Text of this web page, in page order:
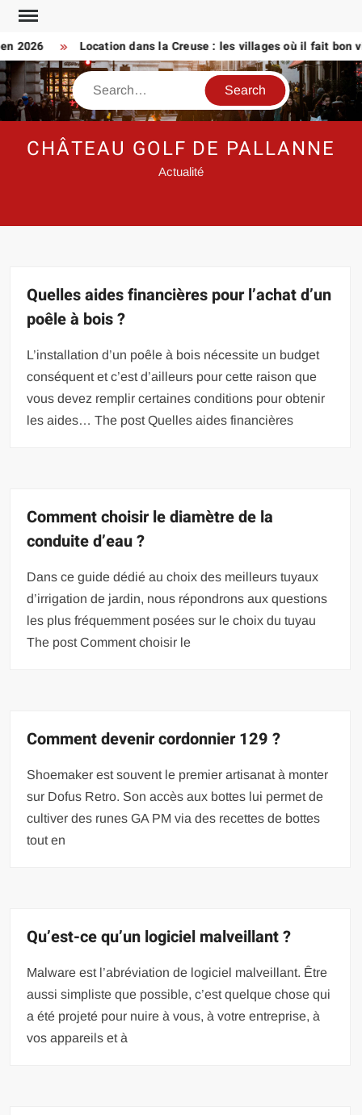
Skip
content
Location dans la Creuse : les villages où il fait bon vivre
Search
CHÂTEAU GOLF DE PALLANNE
Actualité
Quelles aides financières pour l’achat d’un
poêle à bois ?
L’installation d’un poêle à bois nécessite un budget
conséquent et c’est d’ailleurs pour cette raison que
vous devez remplir certaines conditions pour obtenir
les aides… The post Quelles aides financières
Comment choisir le diamètre de la
conduite d’eau ?
Dans ce guide dédié au choix des meilleurs tuyaux
d’irrigation de jardin, nous répondrons aux questions
les plus fréquemment posées sur le choix du tuyau
The post Comment choisir le
Comment devenir cordonnier 129 ?
Shoemaker est souvent le premier artisanat à monter
sur Dofus Retro. Son accès aux bottes lui permet de
cultiver des runes GA PM via des recettes de bottes
tout en
Qu’est-ce qu’un logiciel malveillant ?
Malware est l’abréviation de logiciel malveillant. Être
aussi simpliste que possible, c’est quelque chose qui
a été projeté pour nuire à vous, à votre entreprise, à
vos appareils et à